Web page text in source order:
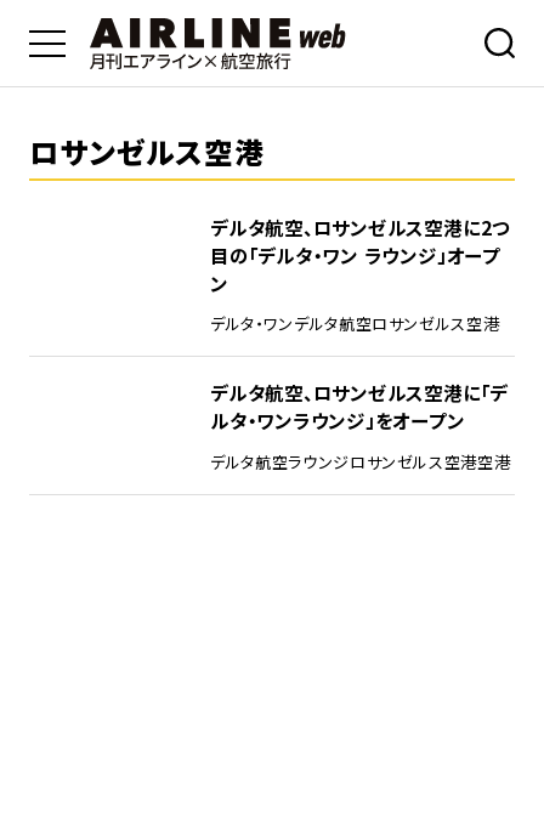
ロサンゼルス空港
デルタ航空、ロサンゼルス空港に2つ
目の「デルタ・ワン ラウンジ」オープ
ン
デルタ・ワンデルタ航空ロサンゼルス空港
デルタ航空、ロサンゼルス空港に「デ
ルタ・ワンラウンジ」をオープン
デルタ航空ラウンジロサンゼルス空港空港